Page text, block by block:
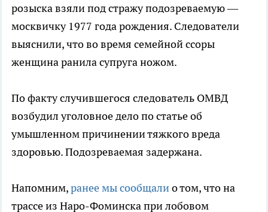
розыска взяли под стражу подозреваемую —
москвичку 1977 года рождения. Следователи
выяснили, что во время семейной ссоры
женщина ранила супруга ножом.
По факту случившегося следователь ОМВД
возбудил уголовное дело по статье об
умышленном причинении тяжкого вреда
здоровью. Подозреваемая задержана.
Напомним,ранее мы сообщалио том, что на
трассе из Наро-Фоминска при лобовом